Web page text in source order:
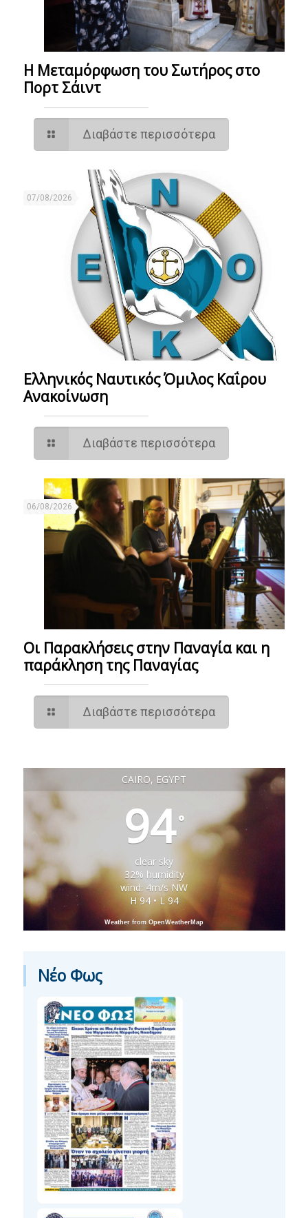
Η Μεταμόρφωση του Σωτήρος στο
Πορτ Σάιντ
Διαβάστε περισσότερα
07/08/2026
Ελληνικός Ναυτικός Όμιλος Καΐρου
Ανακοίνωση
Διαβάστε περισσότερα
06/08/2026
Οι Παρακλήσεις στην Παναγία και η
παράκληση της Παναγίας
Διαβάστε περισσότερα
CAIRO, EGYPT
94°
clear sky
32% humidity
wind: 4m/s NW
H 94 • L 94
Weather from OpenWeatherMap
Νέο Φως